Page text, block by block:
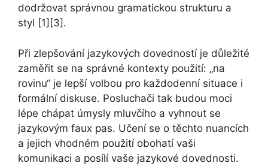
dodržovat správnou gramatickou strukturu a
styl [1][3].
Při zlepšování jazykových dovedností je důležité
zaměřit se na správné kontexty použití: „na
rovinu“ je lepší volbou pro každodenní situace i
formální diskuse. Posluchači tak budou moci
lépe chápat úmysly mluvčího a vyhnout se
jazykovým faux pas. Učení se o těchto nuancích
a jejich vhodném použití obohatí vaši
komunikaci a posílí vaše jazykové dovednosti.